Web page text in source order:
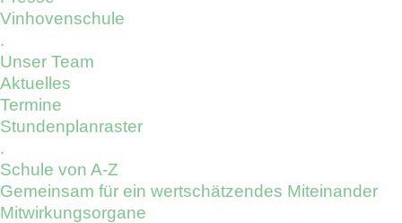
Vinhovenschule
.
Unser Team
Aktuelles
Termine
Stundenplanraster
.
Schule von A-Z
Gemeinsam für ein wertschätzendes Miteinander
Mitwirkungsorgane